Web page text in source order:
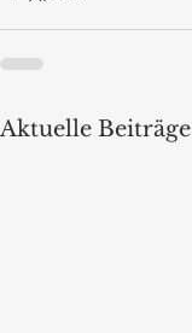
Aktuelle Beiträge